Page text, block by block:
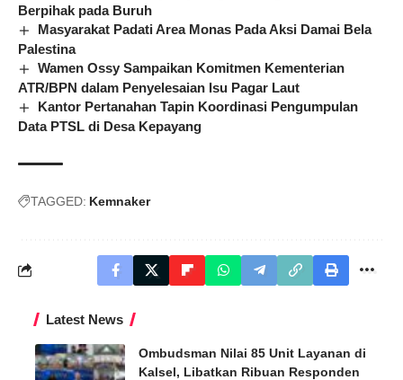
Berpihak pada Buruh
Masyarakat Padati Area Monas Pada Aksi Damai Bela
Palestina
Wamen Ossy Sampaikan Komitmen Kementerian
ATR/BPN dalam Penyelesaian Isu Pagar Laut
Kantor Pertanahan Tapin Koordinasi Pengumpulan
Data PTSL di Desa Kepayang
TAGGED: Kemnaker
Latest News
Ombudsman Nilai 85 Unit Layanan di
Kalsel, Libatkan Ribuan Responden